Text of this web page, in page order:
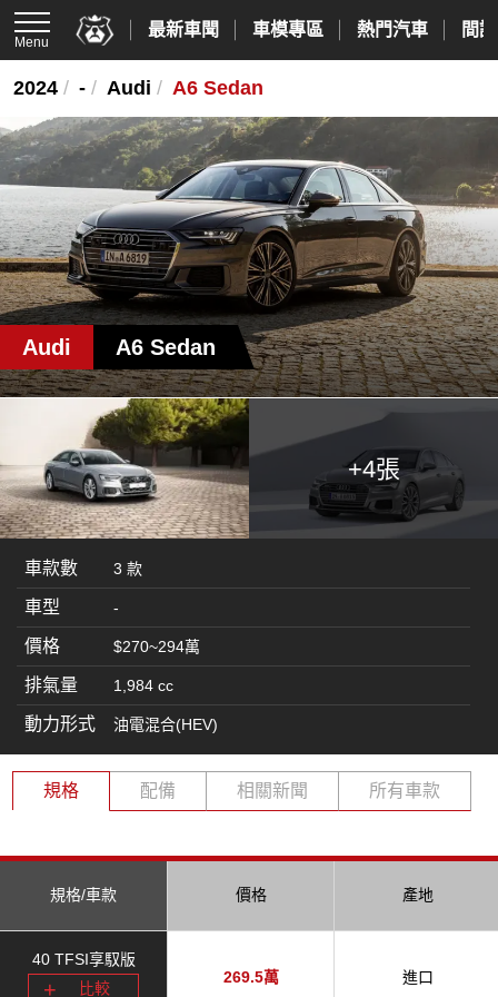
Menu
最新車聞 車模專區 熱門汽車 間
2024 / - / Audi / A6 Sedan
Audi A6 Sedan
+4張
車款數 3 款
車型 -
價格 $270~294萬
排氣量 1,984 cc
動力形式 油電混合(HEV)
規格 配備 相關新聞 所有車款
規格/車款 價格 產地
40 TFSI享馭版
比較
269.5萬 進口